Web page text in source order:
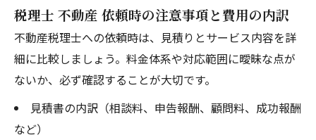
税理士 不動産 依頼時の注意事項と費用の内訳
不動産税理士への依頼時は、見積りとサービス内容を詳
細に比較しましょう。料金体系や対応範囲に曖昧な点が
ないか、必ず確認することが大切です。
見積書の内訳（相談料、申告報酬、顧問料、成功報酬
など）